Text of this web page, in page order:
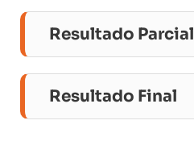
Resultado Parcial
Resultado Final